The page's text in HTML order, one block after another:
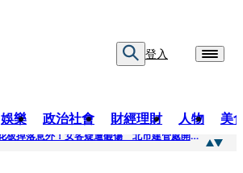
登入
娛樂 政治社會 財經理財 人物 美
南港LaLaport天花板掉落意外！女客疑遭砸傷 北市建管處開罰30萬